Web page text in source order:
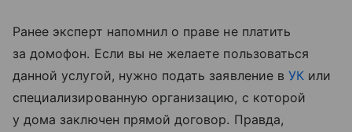
Ранее эксперт напомнил о праве не платить
за домофон. Если вы не желаете пользоваться
данной услугой, нужно подать заявление в УК или
специализированную организацию, с которой
у дома заключен прямой договор. Правда,